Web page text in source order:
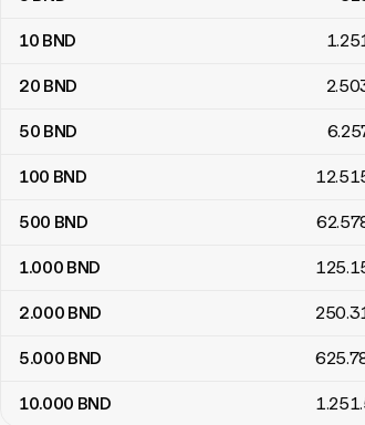
10 BND
20 BND
50 BND
100 BND
500 BND
1.000 BND
2.000 BND
5.000 BND
10.000 BND